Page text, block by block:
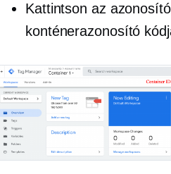
Kattintson az
konténerazonosító